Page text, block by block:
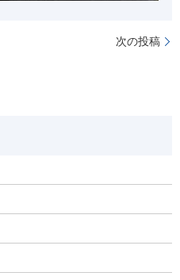
次の投稿